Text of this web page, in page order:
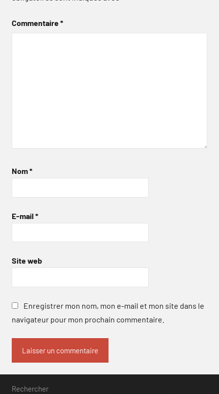
Commentaire*
Nom*
E-mail *
Site web
Enregistrer mon nom, mon e-mail et mon site dans le
navigateur pour mon prochain commentaire.
Rechercher